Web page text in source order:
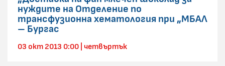
нуждите на Отделение по
трансфузионна хематология при „МБАЛ
– Бургас
03 окт 2013 0:00 | четвъртък